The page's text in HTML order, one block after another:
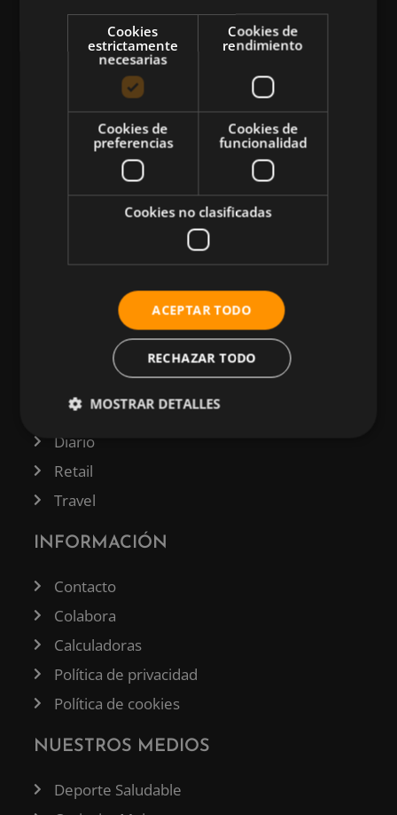
CATEGORÍAS
Atletismo
Musculación
Más Deportes
Tecnología
Diario
Retail
Travel
INFORMACIÓN
Contacto
Colabora
Calculadoras
Política de privacidad
Política de cookies
NUESTROS MEDIOS
Deporte Saludable
Cookies
estrictamente
necesarias
Cookies de
rendimiento
Cookies de
preferencias
Cookies de
funcionalidad
Cookies no clasificadas
ACEPTAR TODO
RECHAZAR TODO
MOSTRAR DETALLES